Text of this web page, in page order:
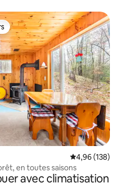
les plus aimés
Note
4,96 (138)
en toutes saisons
avec climatisation